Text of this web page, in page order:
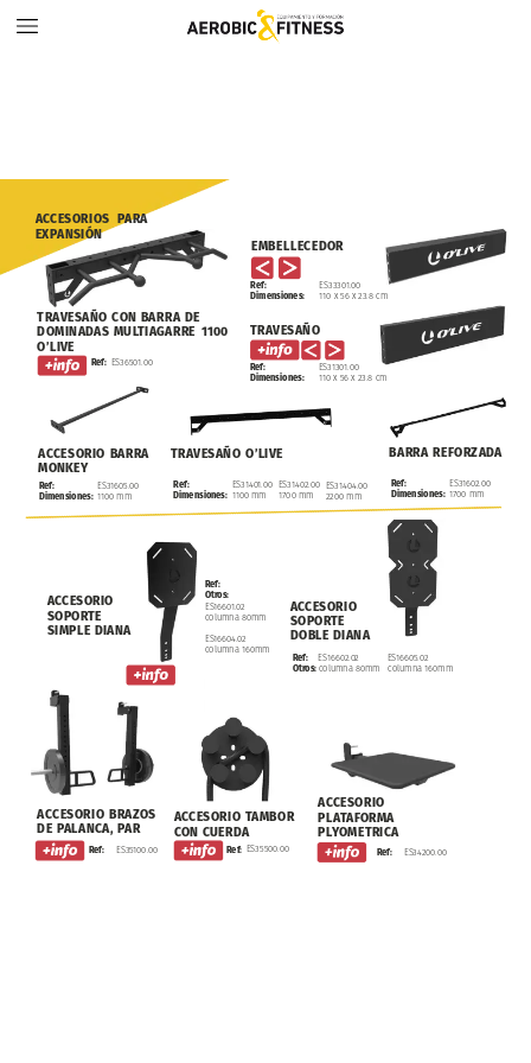
ACCESORIO BRAZOS
DE PALANCA, PAR
Ref: ES35100.00
ACCESORIO TAMBOR
CON CUERDA
Ref: ES35500.00
Ref:
Dimensiones:
ES31301.00
110 x 56 x 23.8 cm
TRAVESAÑO
Ref:
Dimensiones:
ES33301.00
110 x 56 x 23.8 cm
EMBELLECEDOR
TRAVESAÑO CON BARRA DE
DOMINADAS MULTIAGARRE 1100
O’LIVE
Ref: ES36501.00
TRAVESAÑO O’LIVE BARRA REFORZADA
Ref:
Dimensiones:
ES31401.00
ES31402.00
1100 mm 1700 mm
ES31404.00
2200 mm
ACCESORIO BARRA
MONKEY
Ref:
Dimensiones:
Ref:
Dimensiones:
ES31605.00
1100 mm
ES31602.00
1700 mm
ACCESORIOS PARA
EXPANSIÓN
Ref:
Otros:
ES16601.02
columna 80mm
ES16604.02
columna 160mm
ACCESORIO
SOPORTE
SIMPLE DIANA
Ref: ES16602.02
ES16605.02
Otros: columna 80mm columna 160mm
ACCESORIO
SOPORTE
DOBLE DIANA
ACCESORIO
PLATAFORMA
PLYOMETRICA
Ref: ES34200.00